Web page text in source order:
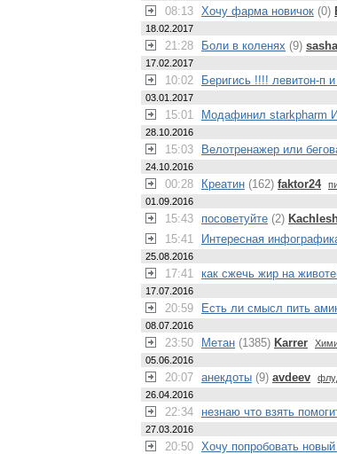
08:13 Хочу фарма новичок (0)
18.02.2017
21:28 Боли в коленях (9)
17.02.2017
10:02 Беригись !!!! левитон-п
03.01.2017
15:01 Модафинил starkpharm И
28.10.2016
15:03 Велотренажер или
24.10.2016
00:28 Креатин (162) faktor24
01.09.2016
15:43 посоветуйте (2)
15:41 Интересная
25.08.2016
17:41 как сжечь жир на
17.07.2016
20:59 Есть ли смысл пить
08.07.2016
23:50 Метан (1385) Karrer
05.06.2016
20:07 анекдоты (9) avdeev
26.04.2016
22:34 незнаю что взять
27.03.2016
20:50 Хочу попробовать новый